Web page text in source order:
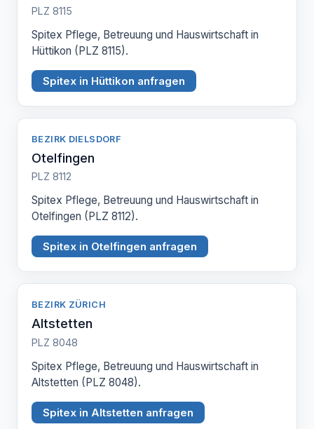
PLZ 8115
Spitex Pflege, Betreuung und Hauswirtschaft in
Hüttikon (PLZ 8115).
Spitex in Hüttikon anfragen
BEZIRK DIELSDORF
Otelfingen
PLZ 8112
Spitex Pflege, Betreuung und Hauswirtschaft in
Otelfingen (PLZ 8112).
Spitex in Otelfingen anfragen
BEZIRK ZÜRICH
Altstetten
PLZ 8048
Spitex Pflege, Betreuung und Hauswirtschaft in
Altstetten (PLZ 8048).
Spitex in Altstetten anfragen